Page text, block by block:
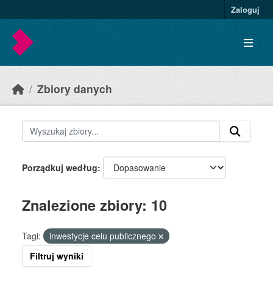
Zaloguj
Zbiory danych
Porządkuj według
Znalezione zbiory: 10
Tagi:
inwestycje celu publicznego
Filtruj wyniki